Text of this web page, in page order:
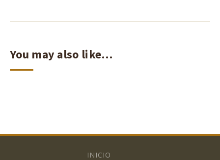
You may also like…
INICIO